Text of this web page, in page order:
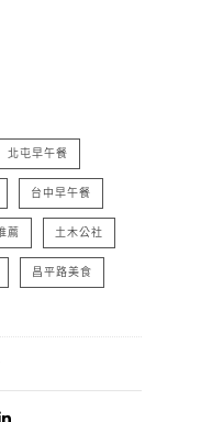
北屯早午餐
台中早午餐
薦 土木公社
昌平路美食